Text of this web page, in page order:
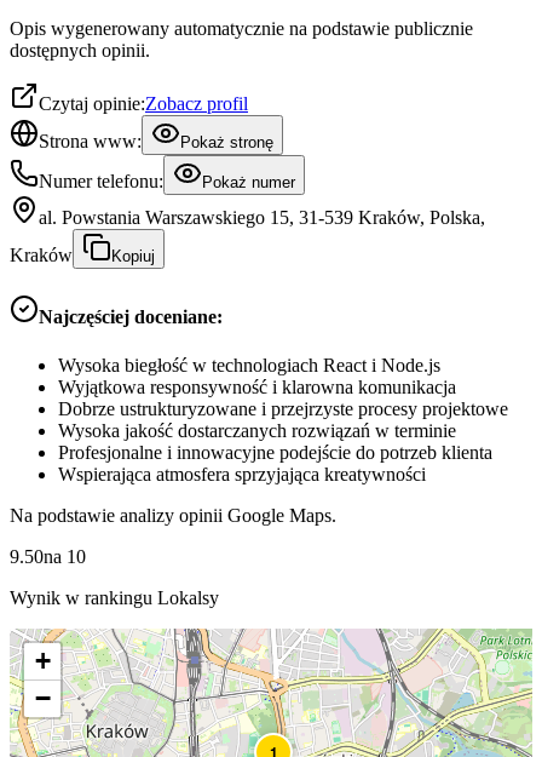
Opis wygenerowany automatycznie na podstawie publicznie
dostępnych opinii.
Czytaj opinie:Zobacz profil
Strona www:
Pokaż stronę
Numer telefonu: Pokaż numer
al. Powstania Warszawskiego 15, 31-539 Kraków, Polska,
Kraków
Kopiuj
Najczęściej doceniane:
Wysoka biegłość w technologiach React i Node.js
Wyjątkowa responsywność i klarowna komunikacja
Dobrze ustrukturyzowane i przejrzyste procesy projektowe
Wysoka jakość dostarczanych rozwiązań w terminie
Profesjonalne i innowacyjne podejście do potrzeb klienta
Wspierająca atmosfera sprzyjająca kreatywności
Na podstawie analizy opinii Google Maps.
9.50na 10
Wynik w rankingu Lokalsy
1
+
−